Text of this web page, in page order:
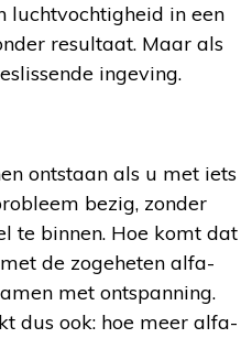
luchtvochtigheid in een
resultaat. Maar als
ingeving.
ontstaan als u met iets
bezig, zonder
te binnen. Hoe komt dat
de zogeheten alfa-
met ontspanning.
dus ook: hoe meer alfa-